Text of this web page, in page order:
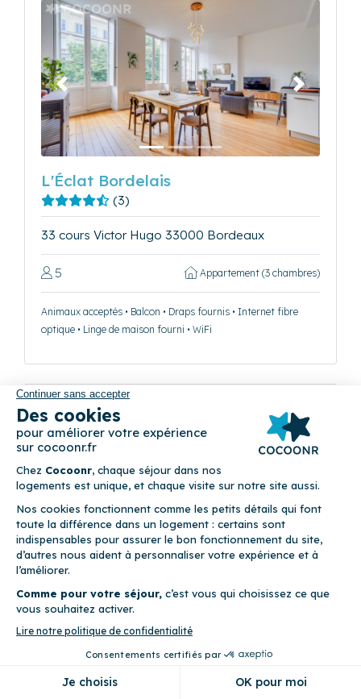
Précédent Suivant
L'Éclat Bordelais
(3)
33 cours Victor Hugo 33000 Bordeaux
5 Appartement (3 chambres)
Animaux acceptés • Balcon • Draps fournis • Internet fibre
optique • Linge de maison fourni • WiFi
Précédent Suivant
(69)
5 rue de la Halle 33000 Bordeaux
Appartement (2 chambres)